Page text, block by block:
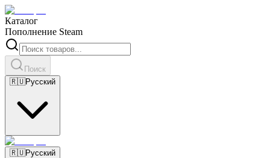
Каталог
Пополнение Steam
Поиск
🇷🇺Русский
🇷🇺Русский